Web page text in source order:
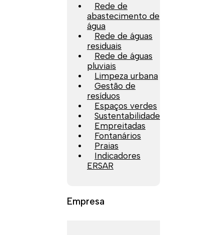
Rede de
abastecimento de
água
Rede de águas
residuais
Rede de águas
pluviais
Limpeza urbana
Gestão de
resíduos
Espaços verdes
Sustentabilidade
Empreitadas
Fontanários
Praias
Indicadores
ERSAR
Empresa